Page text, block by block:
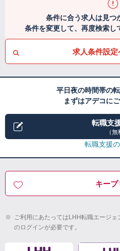
条件に合う求人は見つ
条件を変更して、再度検索し
求人条件設
平日夜の時間帯の
まずはアデコに
転職支
（無
転職支援
キープ
※ ご利用にあたってはLHH転職エージ
のログインが必要です。